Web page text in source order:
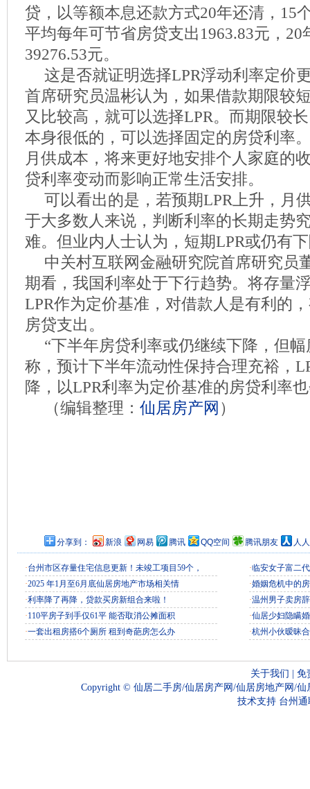
贷，以等额本息还款方式20年还清，15
平均每年可节省房贷支出1963.83元，20
39276.53元。
这是否就证明选择LPR浮动利率定价
首席研究员温彬认为，如果借款期限较
又比较高，就可以选择LPR。而期限较
本身很低的，可以选择固定的房贷利率
月供成本，将来更好地安排个人家庭的
贷利率变动而影响正常生活安排。
可以看出的是，若预期LPR上升，月
于大多数人来说，判断利率的长期走势
难。但业内人士认为，短期LPR或仍有
中关村互联网金融研究院首席研究员
期看，我国利率处于下行趋势。将存量
LPR作为定价基准，对借款人是有利的
房贷支出。
“下半年房贷利率或仍继续下降，但
称，预计下半年流动性保持合理充裕，
降，以LPR利率为定价基准的房贷利率
（编辑整理： 仙居房产网 ）
分享到： 新浪 网易 腾讯 QQ空间 腾讯朋友 人
·台州市区存量住宅信息更新！未竣工项目59个，
·2025 年1月至6月底仙居房地产市场相关情
·利率降了再降，贷款买房新组合来啦！
·110平房子到手仅61平 能否取消公摊面积
·一套出租房搭6个厕所 租到奇葩房怎么办
·临安女子富二
·婚姻危机中的
·温州男子卖房
·仙居少妇隐瞒
·杭州小伙暧昧
关于我们
免
Copyright © 仙居二手房/仙居房产网/仙居房地产网/
技术支持 台州